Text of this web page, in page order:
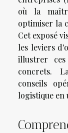
où la
optimiser la
Cet exposé
les leviers
illustrer
concrets.
conseils
logistique